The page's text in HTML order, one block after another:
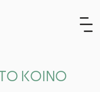
ΤΟ ΚΟΙΝΟ